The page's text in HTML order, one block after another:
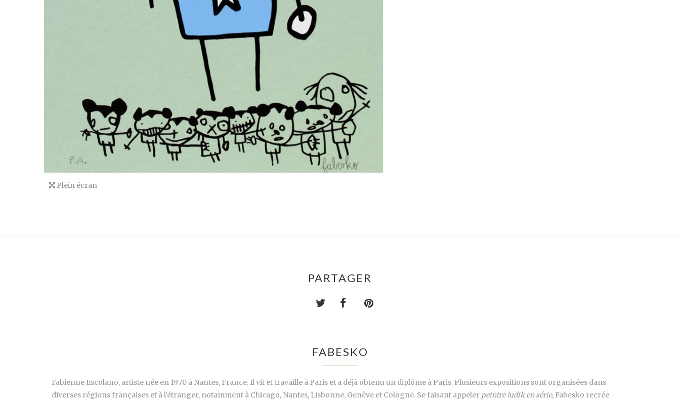
Plein écran
PARTAGER
FABESKO
Fabienne Escolano, artiste née en 1970 à Nantes, France. Il vit et travaille à Paris et a déjà obtenu un diplôme à Paris. Plusieurs expositions sont organisées dans
diverses régions françaises et à l'étranger, notamment à Chicago, Nantes, Lisbonne, Genève et Cologne. Se faisant appeler peintre ludik en série, Fabesko recrée